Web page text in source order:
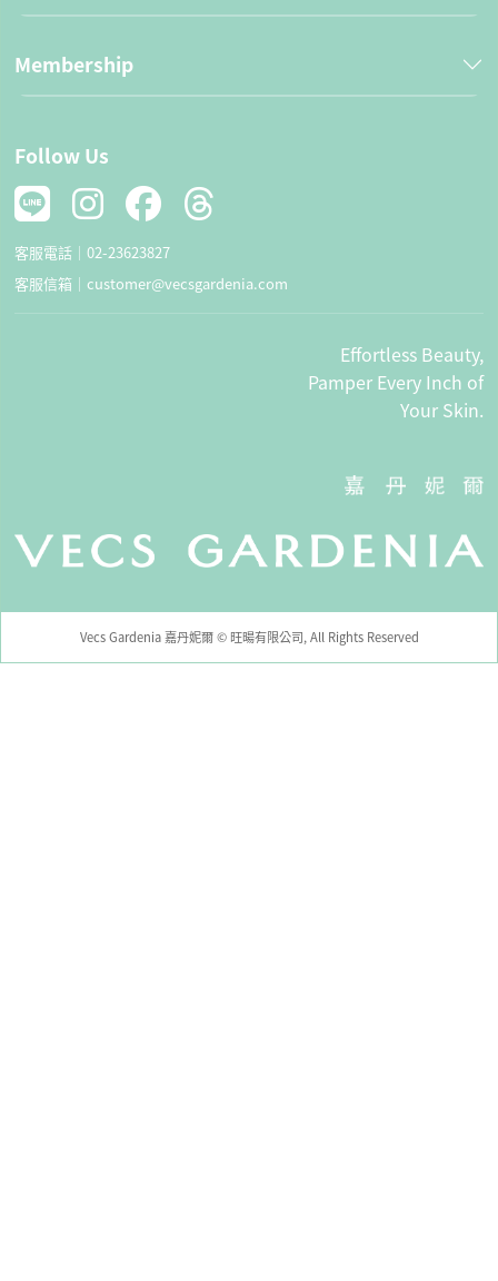
Membership
Follow Us
客服電話｜ 02-23623827
客服信箱｜ customer@vecsgardenia.com
Effortless Beauty,
Pamper Every Inch of
Your Skin.
Vecs Gardenia 嘉丹妮爾 © 旺暘有限公司, All Rights Reserved